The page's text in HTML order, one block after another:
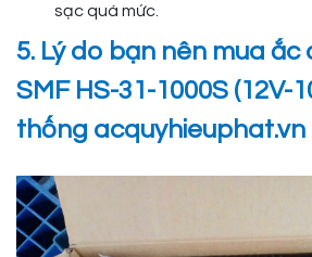
sạc quá mức.
5. Lý do bạn nên mua ắc
SMF HS-31-1000S (12V-
thống acquyhieuphat.vn